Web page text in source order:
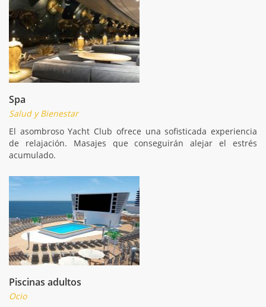
Spa
Salud y Bienestar
El asombroso Yacht Club ofrece una sofisticada experiencia
de relajación. Masajes que conseguirán alejar el estrés
acumulado.
Piscinas adultos
Ocio